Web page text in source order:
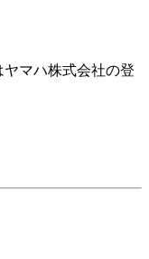
マハ株式会社の登